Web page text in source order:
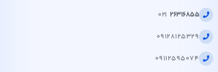
26316855
021
09128125329
09112595074